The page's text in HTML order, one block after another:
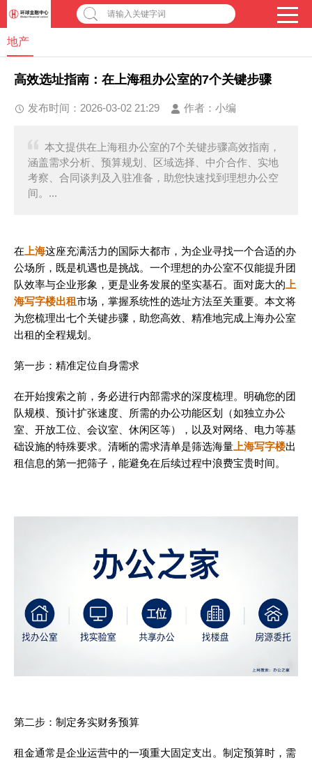
请输入关键字词
地产
高效选址指南：在上海租办公室的7个关键步骤
发布时间：2026-03-02 21:29 作者： 小编
本文提供在上海租办公室的7个关键步骤高效指南，
涵盖需求分析、预算规划、区域选择、中介合作、实地
考察、合同谈判及入驻准备，助您快速找到理想办公空
间。...
在 上海这座充满活力的国际大都市，为企业寻找一个合适的办
公场所，既是机遇也是挑战。一个理想的办公室不仅能提升团
队效率与企业形象，更是业务发展的坚实基石。面对庞大的 上
海写字楼出租市场，掌握系统性的选址方法至关重要。本文将
为您梳理出七个关键步骤，助您高效、精准地完成上海办公室
出租的全程规划。
第一步：精准定位自身需求
在开始搜索之前，务必进行内部需求的深度梳理。明确您的团
队规模、预计扩张速度、所需的办公功能区划（如独立办公
室、开放工位、会议室、休闲区等），以及对网络、电力等基
础设施的特殊要求。清晰的需求清单是筛选海量 上海写字楼出
租信息的第一把筛子，能避免在后续过程中浪费宝贵时间。
第二步：制定务实财务预算
租金通常是企业运营中的一项重大固定支出。制定预算时，需